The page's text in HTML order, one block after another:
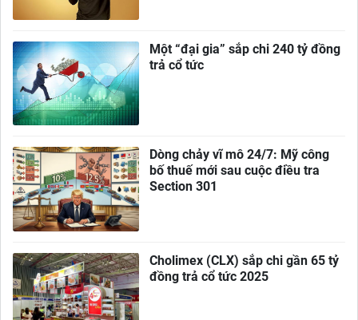
Một “đại gia” sắp chi 240 tỷ đồng
trả cổ tức
Dòng chảy vĩ mô 24/7: Mỹ công
bố thuế mới sau cuộc điều tra
Section 301
Cholimex (CLX) sắp chi gần 65 tỷ
đồng trả cổ tức 2025